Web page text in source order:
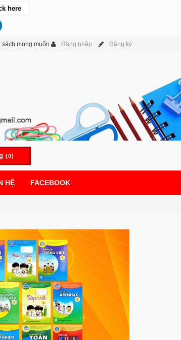
sách mong muốn Đăng nhập Đăng ký
(0)
HỆ FACEBOOK
here